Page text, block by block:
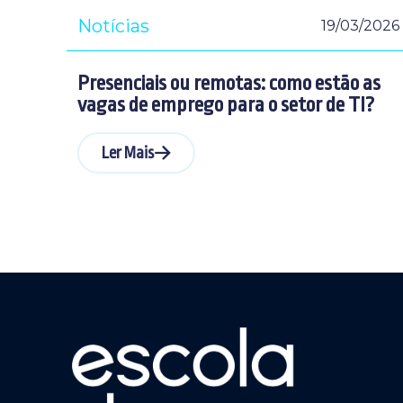
Notícias 19/03/2026
Presenciais ou remotas: como estão as
vagas de emprego para o setor de TI?
Ler Mais